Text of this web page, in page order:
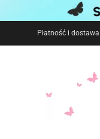
Płatność i dostawa